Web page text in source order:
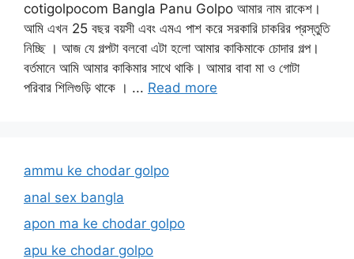
cotigolpocom Bangla Panu Golpo আমার নাম রাকেশ।
আমি এখন 25 বছর বয়সী এবং এমএ পাশ করে সরকারি চাকরির প্রস্তুতি
নিচ্ছি । আজ যে গল্পটা বলবো এটা হলো আমার কাকিমাকে চোদার গল্প।
বর্তমানে আমি আমার কাকিমার সাথে থাকি। আমার বাবা মা ও গোটা
পরিবার শিলিগুড়ি থাকে । ... Read more
ammu ke chodar golpo
anal sex bangla
apon ma ke chodar golpo
apu ke chodar golpo